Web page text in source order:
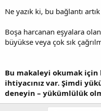
Ne yazık ki, bu bağlantı
Boşa harcanan eşyalara
büyükse veya çok sık
Bu makaleyi okumak
ihtiyacınız var. Şimdi
deneyin – yükümlülük